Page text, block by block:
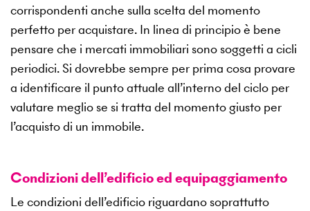
corrispondenti anche sulla scelta del momento
perfetto per acquistare. In linea di principio è bene
pensare che i mercati immobiliari sono soggetti a cicli
periodici. Si dovrebbe sempre per prima cosa provare
a identificare il punto attuale all’interno del ciclo per
valutare meglio se si tratta del momento giusto per
l’acquisto di un immobile.
Condizioni dell’edificio ed equipaggiamento
Le condizioni dell’edificio riguardano soprattutto